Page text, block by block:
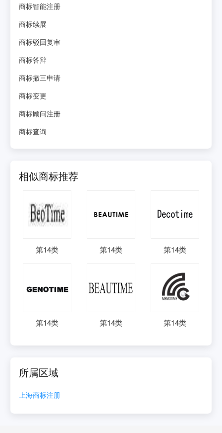
商标智能注册
商标续展
商标驳回复审
商标答辩
商标撤三申请
商标变更
商标顾问注册
商标查询
相似商标推荐
第14类 第14类 第14类
第14类 第14类 第14类
所属区域
上海商标注册